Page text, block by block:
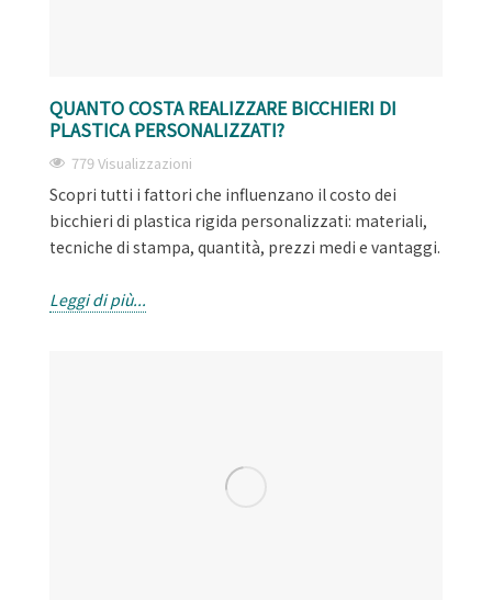
QUANTO COSTA REALIZZARE BICCHIERI DI
PLASTICA PERSONALIZZATI?
779 Visualizzazioni
Scopri tutti i fattori che influenzano il costo dei
bicchieri di plastica rigida personalizzati: materiali,
tecniche di stampa, quantità, prezzi medi e vantaggi.
Leggi di più...